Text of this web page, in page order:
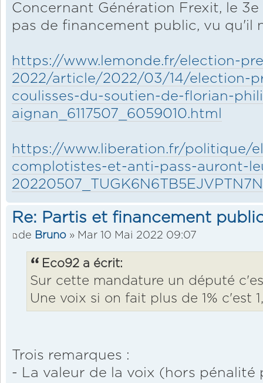
Concernant Génération Frexit, le
pas de financement public, vu qu'il
https://www.lemonde.fr/election-
2022/article/2022/03/14/election-
coulisses-du-soutien-de-florian-
aignan_6117507_6059010.html
https://www.liberation.fr/politique/
complotistes-et-anti-pass-auront-
Re: Partis et financement
de Bruno » Mar 10 Mai 2022 09:07
Eco92 a écrit:
Sur cette mandature un député
Une voix si on fait plus de 1% c'est
Trois remarques :
- La valeur de la voix (hors